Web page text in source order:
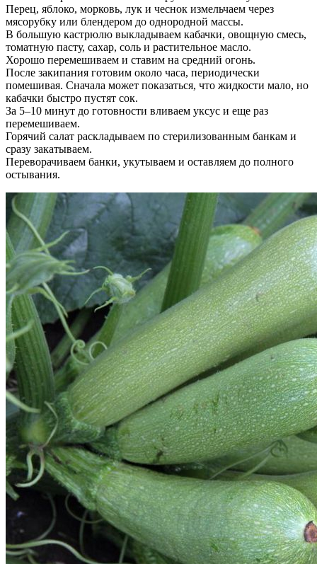
Перец, яблоко, морковь, лук и чеснок измельчаем через
мясорубку или блендером до однородной массы.
В большую кастрюлю выкладываем кабачки, овощную смесь,
томатную пасту, сахар, соль и растительное масло.
Хорошо перемешиваем и ставим на средний огонь.
После закипания готовим около часа, периодически
помешивая. Сначала может показаться, что жидкости мало, но
кабачки быстро пустят сок.
За 5–10 минут до готовности вливаем уксус и еще раз
перемешиваем.
Горячий салат раскладываем по стерилизованным банкам и
сразу закатываем.
Переворачиваем банки, укутываем и оставляем до полного
остывания.